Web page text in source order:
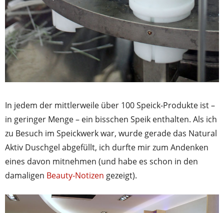
In jedem der mittlerweile über 100 Speick-Produkte ist –
in geringer Menge – ein bisschen Speik enthalten. Als ich
zu Besuch im Speickwerk war, wurde gerade das Natural
Aktiv Duschgel abgefüllt, ich durfte mir zum Andenken
eines davon mitnehmen (und habe es schon in den
damaligen Beauty-Notizen gezeigt).